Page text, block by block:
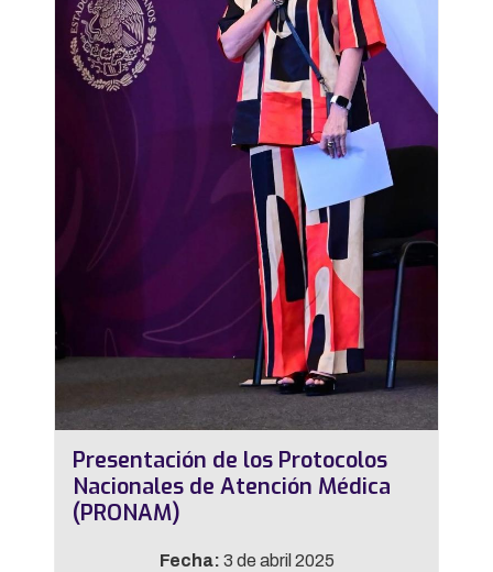
Presentación de los Protocolos
Nacionales de Atención Médica
(PRONAM)
Fecha: 3 de abril 2025